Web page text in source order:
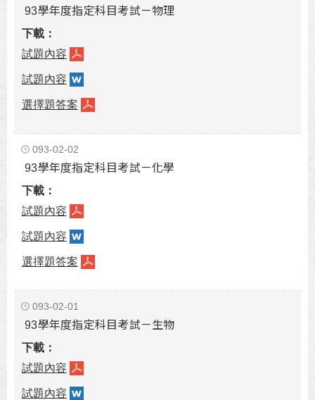
93學年度指定科目考試－物理
試題內容
試題內容
選擇題答案
093-02-02
93學年度指定科目考試－化學
試題內容
試題內容
選擇題答案
093-02-01
93學年度指定科目考試－生物
試題內容
試題內容